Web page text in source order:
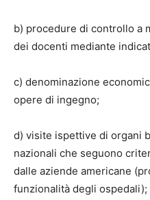
b) procedure di controllo a
dei docenti mediante
c) denominazione
opere di ingegno;
d) visite ispettive di organi
nazionali che seguono
dalle aziende americane
funzionalità degli ospedali);